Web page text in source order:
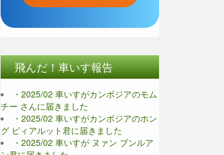
飛んだ！車いす報告
・2025/02 車いすがカンボジアのモム
チー さんに届きました
・2025/02 車いすがカンボジアのホン
グ ピィアルット君に届きました
・2025/02 車いすが ヌァン ブンルア